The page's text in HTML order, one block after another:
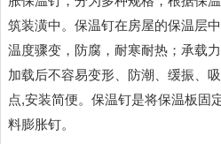
筑装潢中。保温钉在房屋的保温层
温度骤变，防腐，耐寒耐热；承载
加载后不容易变形、防潮、缓振、
点,安装简便。保温钉是将保温板固
料膨胀钉。